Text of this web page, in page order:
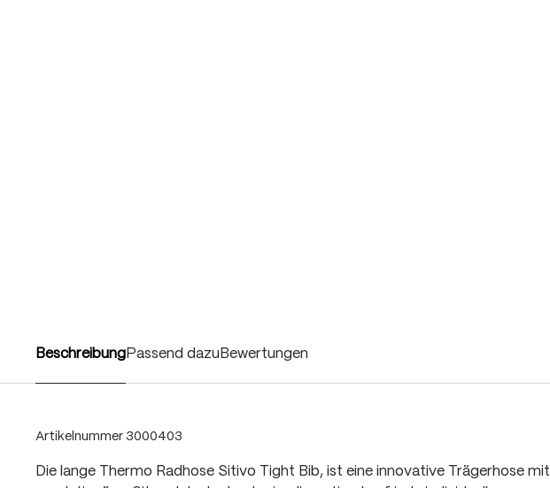
Beschreibung Passend dazu Bewertungen
Artikelnummer 3000403
Die lange Thermo Radhose Sitivo Tight Bib, ist eine innovative Trägerhose mit